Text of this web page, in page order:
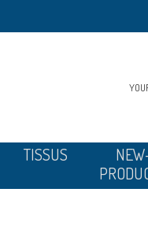
TISSUS